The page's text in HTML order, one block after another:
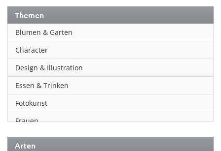
Themen
Blumen & Garten
Character
Design & Illustration
Essen & Trinken
Fotokunst
Frauen
Fußball
Arten